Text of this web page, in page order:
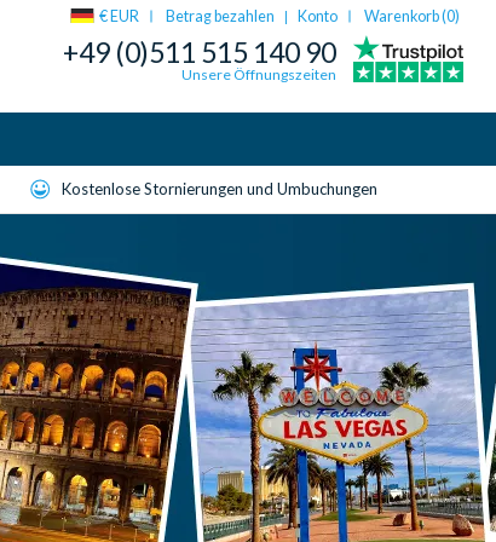
€ EUR Betrag bezahlen | Konto Warenkorb (0)
+49 (0)511 515 140 90
Unsere Öffnungszeiten
Kostenlose Stornierungen und Umbuchungen